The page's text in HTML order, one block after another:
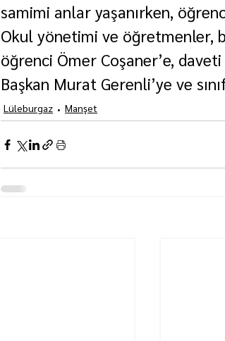
samimi anlar yaşanırken,
Okul yönetimi ve öğretmenler,
öğrenci Ömer Coşaner’e,
Başkan Murat Gerenli’ye ve
Lüleburgaz Manşet